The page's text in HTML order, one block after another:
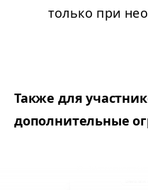
только при
Также для
дополнительные